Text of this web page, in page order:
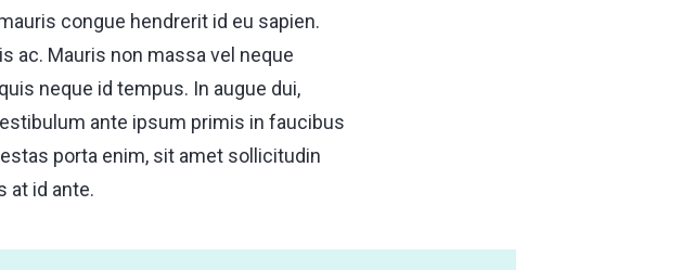
congue hendrerit id eu sapien.
ac. Mauris non massa vel neque
neque id tempus. In augue dui,
ante ipsum primis in faucibus
porta enim, sit amet sollicitudin
at id ante.